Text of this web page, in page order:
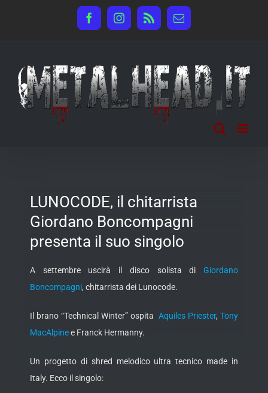
FacebookInstagram
Rss Email
LUNOCODE, il chitarrista
Giordano Boncompagni
presenta il suo singolo
A settembre uscirà il disco solista di Giordano
Boncompagni, chitarrista dei Lunocode.
Il brano “Technical Winter” ospita Aquiles Priester, Tony
MacAlpinee Franck Hermanny.
Un progetto di shred melodico ultra tecnico made in
Italy. Ecco il singolo: